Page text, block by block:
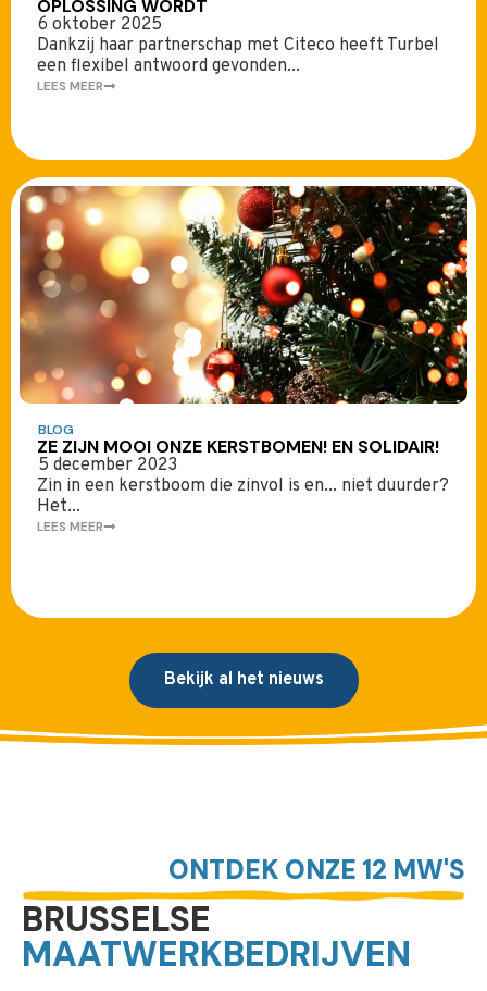
OPLOSSING WORDT
6 oktober 2025
Dankzij haar partnerschap met Citeco heeft Turbel
een flexibel antwoord gevonden...
LEES MEER
BLOG
ZE ZIJN MOOI ONZE KERSTBOMEN! EN SOLIDAIR!
5 december 2023
Zin in een kerstboom die zinvol is en... niet duurder?
Het...
LEES MEER
Bekijk al het nieuws
ONTDEK ONZE 12 MW'S
BRUSSELSE
MAATWERKBEDRIJVEN